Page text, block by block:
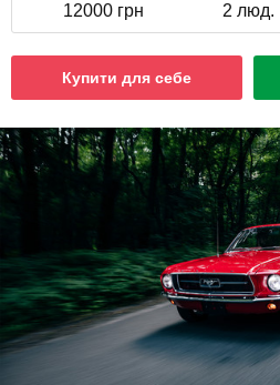
12000 грн 2 люд.
Купити для себе